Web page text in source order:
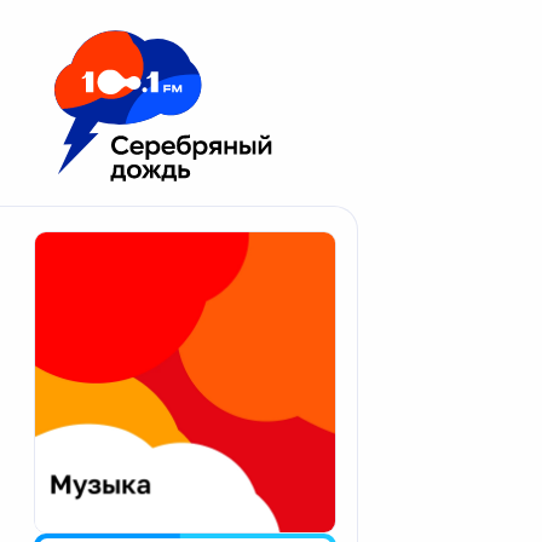
Москва 100.1 FM
Апатиты
Екатеринбург
Калининград
Калуга